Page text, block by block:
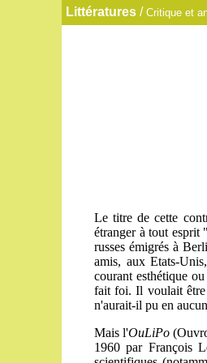
Littératures / Critique et
Le titre de cette
étranger à tout esprit
russes émigrés à
amis, aux Etats-
courant esthétique
fait foi. Il voulait être
n'aurait-il pu en
Mais l'OuLiPo
1960 par François